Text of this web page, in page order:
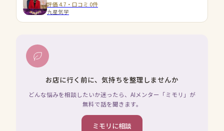
評価 4.7・口コミ 0件
九星気学
お店に行く前に、気持ちを整理しませんか
どんな悩みを相談したいか迷ったら、AIメンター「ミモリ」が
無料で話を聞きます。
ミモリに相談